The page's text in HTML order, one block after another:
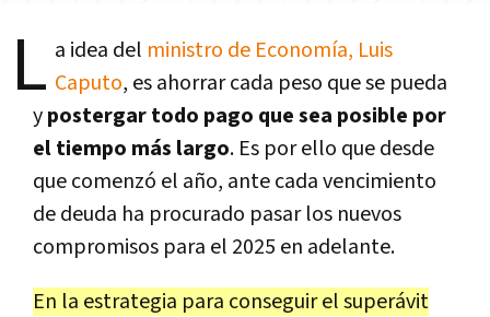
L a idea del ministro de Economía, Luis
Caputo, es ahorrar cada peso que se pueda
ypostergar todo pago que sea posible por
el tiempo más largo. Es por ello que desde
que comenzó el año, ante cada vencimiento
de deuda ha procurado pasar los nuevos
compromisos para el 2025 en adelante.
En la estrategia para conseguir el superávit